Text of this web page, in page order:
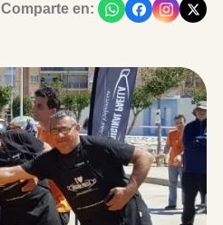
Comparte en: